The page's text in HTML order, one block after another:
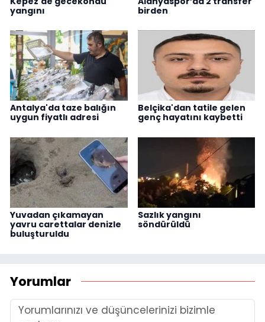
yangını
birden
Antalya'da taze balığın
uygun fiyatlı adresi
Belçika'dan tatile gelen
genç hayatını kaybetti
Yuvadan çıkamayan
yavru carettalar denizle
buluşturuldu
Sazlık yangını
söndürüldü
Yorumlar